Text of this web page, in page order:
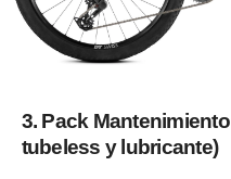
3. Pack
tubeless y lubricante)